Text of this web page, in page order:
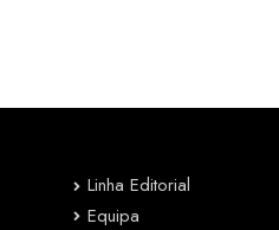
Linha Editorial
Equipa